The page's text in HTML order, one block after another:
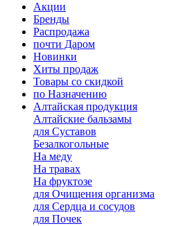
Акции
Бренды
Распродажа
почти Даром
Новинки
Хиты продаж
Товары со скидкой
по Назначению
Алтайская продукция
Алтайские бальзамы
для Суставов
Безалкогольные
На меду
На травах
На фруктозе
для Очищения организма
для Сердца и сосудов
для Почек